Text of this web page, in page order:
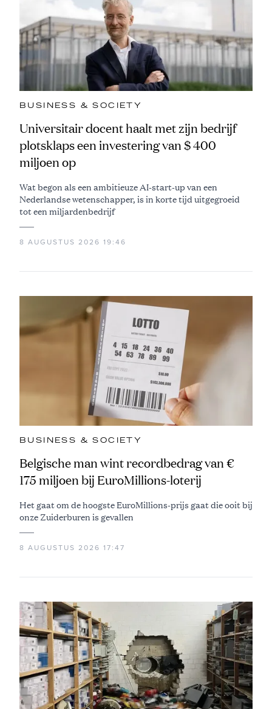
BUSINESS & SOCIETY
Universitair docent haalt met zijn bedrijf
plotsklaps een investering van $ 400
miljoen op
Wat begon als een ambitieuze AI-start-up van een
Nederlandse wetenschapper, is in korte tijd uitgegroeid
tot een miljardenbedrijf
8 AUGUSTUS 2026 19:46
BUSINESS & SOCIETY
Belgische man wint recordbedrag van €
175 miljoen bij EuroMillions-loterij
Het gaat om de hoogste EuroMillions-prijs gaat die ooit bij
onze Zuiderburen is gevallen
8 AUGUSTUS 2026 17:47